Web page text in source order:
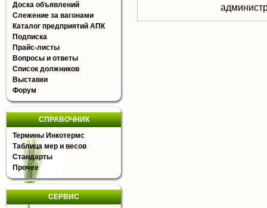
Доска объявлений
Слежение за вагонами
Каталог предприятий АПК
Подписка
Прайс-листы
Вопросы и ответы
Список должников
Выставки
Форум
СПРАВОЧНИК
Термины Инкотермс
Таблица мер и весов
Стандарты
Прочее
СЕРВИС